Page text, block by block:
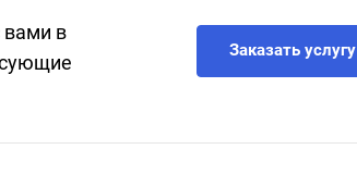
вами в
Заказать услугу